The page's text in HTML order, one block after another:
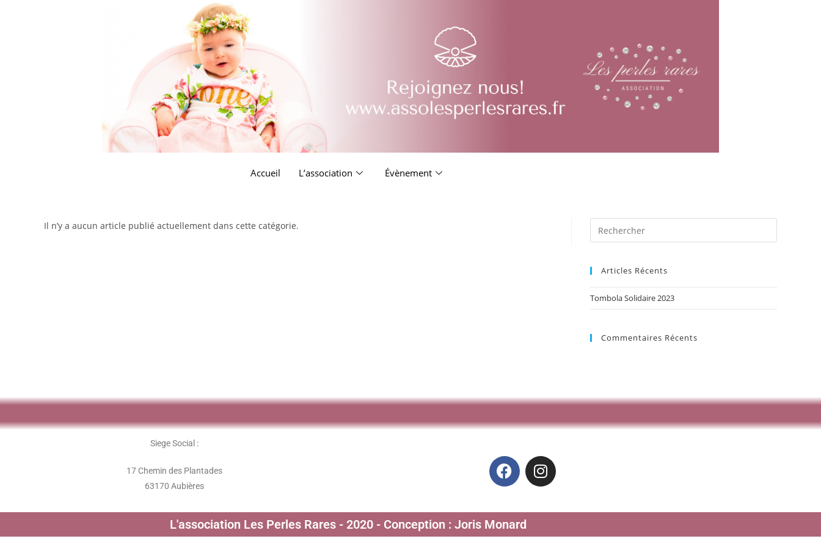
Accueil L’association Évènement
Il n’y a aucun article publié actuellement dans cette catégorie.
Articles Récents
Tombola Solidaire 2023
Commentaires Récents
Siege Social :
17 Chemin des Plantades
63170 Aubières
L'association Les Perles Rares - 2020 - Conception : Joris Monard